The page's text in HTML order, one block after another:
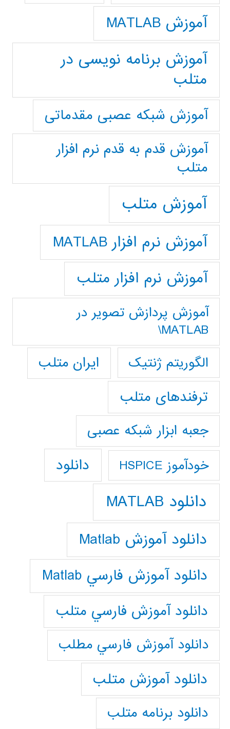
آموزش MATLAB
آموزش برنامه نویسی در
متلب
آموزش شبکه عصبی مقدماتی
آموزش قدم به قدم نرم افزار
متلب
آموزش متلب
آموزش نرم افزار MATLAB
آموزش نرم افزار متلب
آموزش پردازش تصوير در
MATLAB\
الگوریتم ژنتیک
ایران متلب
ترفندهای متلب
جعبه ابزار شبکه عصبی
خودآموز HSPICE دانلود
دانلود MATLAB
دانلود آموزش Matlab
دانلود آموزش فارسي Matlab
دانلود آموزش فارسي متلب
دانلود آموزش فارسي مطلب
دانلود آموزش متلب
دانلود برنامه متلب